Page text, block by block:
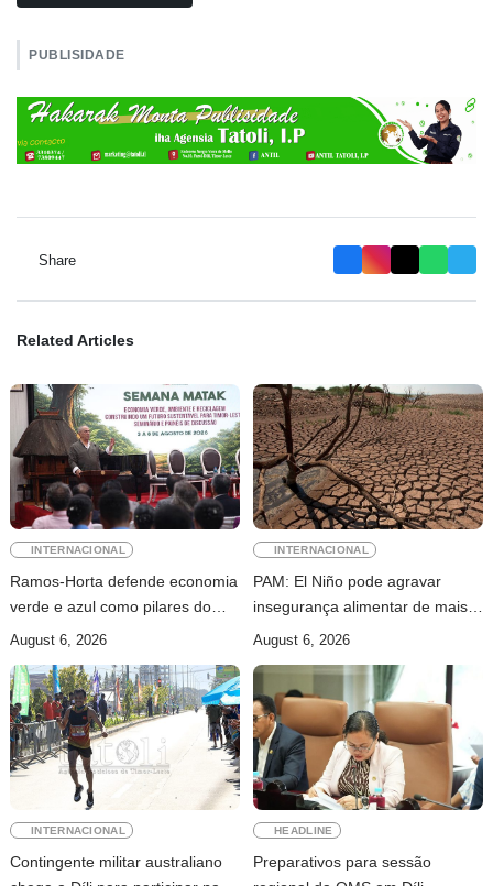
PUBLISIDADE
Share
Related Articles
INTERNACIONAL
Ramos-Horta defende economia
verde e azul como pilares do
desenvolvimento sustentável de
August 6, 2026
INTERNACIONAL
PAM: El Niño pode agravar
insegurança alimentar de mais
49 milhões de pessoas até 2027
August 6, 2026
INTERNACIONAL
Contingente militar australiano
HEADLINE
Preparativos para sessão